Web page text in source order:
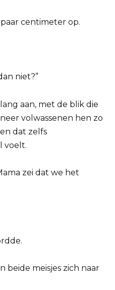
centimeter op.
niet?”
aan, met de blik die
volwassenen hen zo
dat zelfs
voelt.
zei dat we het
beide meisjes zich naar